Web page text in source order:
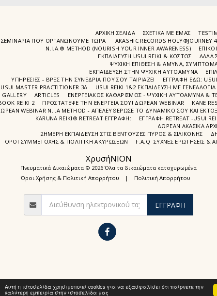
Αυτή η ιστοσελίδα χρησιμοποιεί cookies για να εξασφαλίσει ότι παίρνετε την
καλύτερη εμπειρία στην ιστοσελίδα μας
ΧρυσήΝΙΟΝ
Πνευματικά Δικαιώματα © 2026 Όλα τα δικαιώματα κατοχυρωμένα
Όροι Χρήσης & Πολιτική Απορρήτου | Πολιτική Απορρήτου
ΑΡΧΙΚΉ ΣΕΛΊΔΑ ΣΧΕΤΙΚΆ ΜΕ ΕΜΆΣ
ΣΕΜΙΝΆΡΙΑ ΠΟΥ ΟΡΓΑΝΏΝΟΥΜΕ ΤΩΡΑ
AKASHIC RECORDS
N.I.A.® METHOD (NOURISH YOUR INNER AWARENESS)
ΕΚΠΑΙΔΕΥΣΗ USUI REIKI & ΚΟΣΤΟΣ
ΑΛΛΑ
ΨΥΧΙΚΉ ΕΠΊΘΕΣΗ & ΆΜΥΝΑ,
ΕΚΠΑΊΔΕΥΣΗ ΣΤΗΝ ΨΥΧΙΚΗ ΑΥΤΟΑΜΥΝΑ
ΥΠΗΡΕΣΙΕΣ - ΒΡΕΣ ΤΗΝ ΣΥΝΕΔΡΙΑ ΠΟΥ ΣΟΥ ΤΑΙΡΙΑΖΕΙ
ΕΓΓΡΑΦΉ EΔΩ:
USUI MASTER PRACTITIONER 3A
USUI REIKI 1&2 EΚΠΑΙΔΕΥΣΗ ΜΕ ΓΕΝΕΑΛΟΓΙΑ
GALLERY
ARTICLES
ΕΝΕΡΓΕΙΑΚΟΣ ΚΑΘΑΡΙΣΜΟΣ - ΨΥΧΙΚΗ ΑΥΤΟΑΜΥΝΑ &
REIKI 2
ΠΡΟΣΤΆΤΕΨΕ ΤΗΝ ΕΝΈΡΓΕΙΆ ΣΟΥ! ΔΩΡΕΑΝ WEBINAR
ΚΑΝΕ
WEBINAR Ν.Ι.Α METHOD - ΑΠΕΛΕΥΘΈΡΩΣΕ ΤΟ ΔΥΝΑΜΙΚΌ ΣΟΥ ΚΑΙ
KARUNA REIKI® RETREAT ΕΓΓΡΑΦΉ:
ΕΓΓΡΑΦΗ RETREAT -USUI
ΔΩΡΕΑΝ ΑΚΑΣΙΚΆ
2ΗΜΕΡΗ ΕΚΠΑΊΔΕΥΣΗ ΣΤΙΣ ΒΕΝΤΟΎΖΕΣ ΠΥΡΌΣ & ΣΙΛΙΚΌΝΗΣ
ΌΡΟΙ ΣΥΜΜΕΤΟΧΉΣ & ΠΟΛΙΤΙΚΉ ΑΚΥΡΏΣΕΩΝ
F.A.Q ΣΥΧΝΈΣ ΕΡΩΤΉΣΕΙΣ &
ΕΓΓΡΑΦΉ